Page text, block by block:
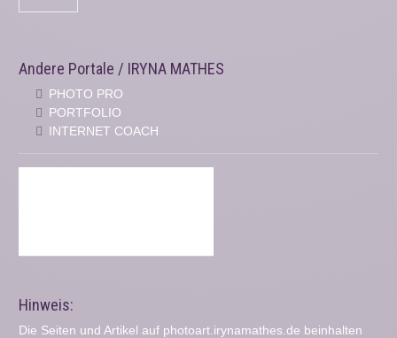
Andere Portale / IRYNA MATHES
PHOTO PRO
PORTFOLIO
INTERNET COACH
Hinweis:
Die Seiten und Artikel auf photoart.irynamathes.de beinhalten